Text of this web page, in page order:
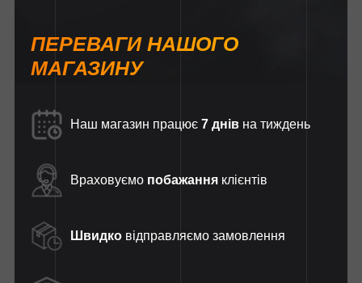
ПЕРЕВАГИ НАШОГО
МАГАЗИНУ
Наш магазин працює 7 днів на тиждень
Враховуємо побажання клієнтів
Швидко відправляємо замовлення